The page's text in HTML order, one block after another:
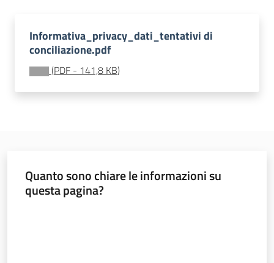
Credito
Informativa_privacy_dati_tentativi di
conciliazione.pdf
(PDF - 141,8 KB)
Quanto sono chiare le informazioni su
questa pagina?